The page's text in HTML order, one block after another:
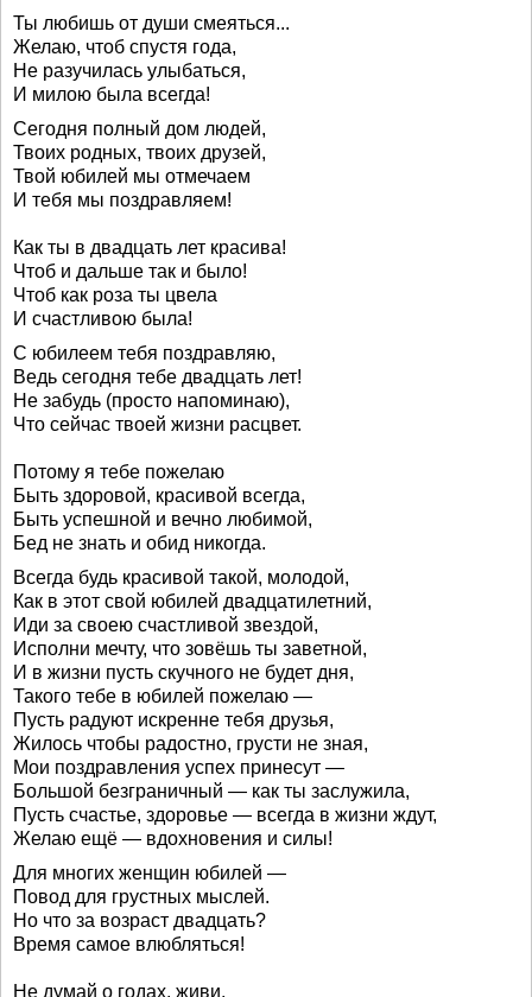
Ты любишь от души смеяться...
Желаю, чтоб спустя года,
Не разучилась улыбаться,
И милою была всегда!
Сегодня полный дом людей,
Твоих родных, твоих друзей,
Твой юбилей мы отмечаем
И тебя мы поздравляем!
Как ты в двадцать лет красива!
Чтоб и дальше так и было!
Чтоб как роза ты цвела
И счастливою была!
С юбилеем тебя поздравляю,
Ведь сегодня тебе двадцать лет!
Не забудь (просто напоминаю),
Что сейчас твоей жизни расцвет.
Потому я тебе пожелаю
Быть здоровой, красивой всегда,
Быть успешной и вечно любимой,
Бед не знать и обид никогда.
Всегда будь красивой такой, молодой,
Как в этот свой юбилей двадцатилетний,
Иди за своею счастливой звездой,
Исполни мечту, что зовёшь ты заветной,
И в жизни пусть скучного не будет дня,
Такого тебе в юбилей пожелаю —
Пусть радуют искренне тебя друзья,
Жилось чтобы радостно, грусти не зная,
Мои поздравления успех принесут —
Большой безграничный — как ты заслужила,
Пусть счастье, здоровье — всегда в жизни ждут,
Желаю ещё — вдохновения и силы!
Для многих женщин юбилей —
Повод для грустных мыслей.
Но что за возраст двадцать?
Время самое влюбляться!
Не думай о годах, живи,